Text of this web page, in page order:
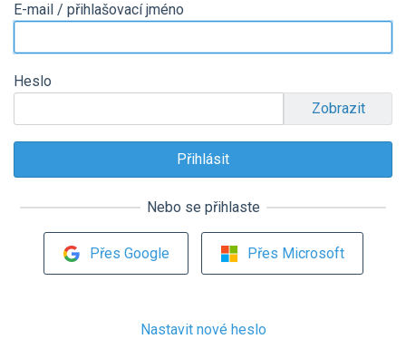
E-mail / přihlašovací jméno
Heslo
Zobrazit
Nebo se přihlaste
Přes Google Přes Microsoft
Nastavit nové heslo